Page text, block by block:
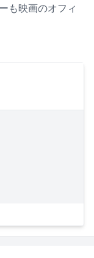
も映画のオフィ